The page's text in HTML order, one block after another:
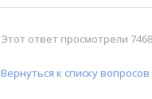
Этот ответ просмотрели
Вернуться к списку вопросов